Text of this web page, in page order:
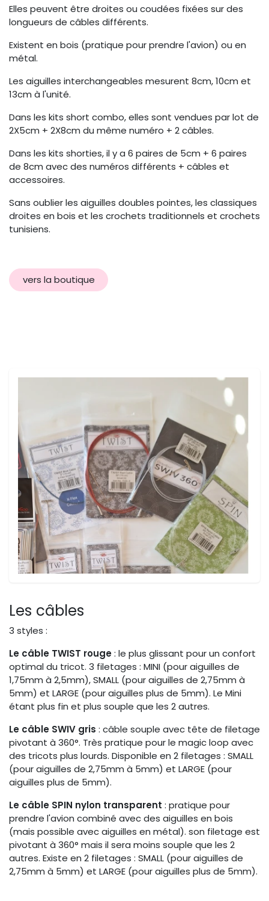
Elles peuvent être droites ou coudées fixées sur des
longueurs de câbles différents.
Existent en bois (pratique pour prendre l'avion) ou en
métal.
Les aiguilles interchangeables mesurent 8cm, 10cm et
13cm à l'unité.
Dans les kits short combo, elles sont vendues par lot de
2X5cm + 2X8cm du même numéro + 2 câbles.
Dans les kits shorties, il y a 6 paires de 5cm + 6 paires
de 8cm avec des numéros différents + câbles et
accessoires.
Sans oublier les aiguilles doubles pointes, les classiques
droites en bois et les crochets traditionnels et crochets
tunisiens.
vers la boutique
Les câbles
3 styles :
Le câble TWIST rouge: le plus glissant pour un confort
optimal du tricot. 3 filetages : MINI (pour aiguilles de
1,75mm à 2,5mm), SMALL (pour aiguilles de 2,75mm à
5mm) et LARGE (pour aiguilles plus de 5mm). Le Mini
étant plus fin et plus souple que les 2 autres.
Le câble SWIV gris : câble souple avec tête de filetage
pivotant à 360°. Très pratique pour le magic loop avec
des tricots plus lourds. Disponible en 2 filetages : SMALL
(pour aiguilles de 2,75mm à 5mm) et LARGE (pour
aiguilles plus de 5mm).
Le câble SPIN nylon transparent : pratique pour
prendre l'avion combiné avec des aiguilles en bois
(mais possible avec aiguilles en métal). son filetage est
pivotant à 360° mais il sera moins souple que les 2
autres. Existe en 2 filetages : SMALL (pour aiguilles de
2,75mm à 5mm) et LARGE (pour aiguilles plus de 5mm).